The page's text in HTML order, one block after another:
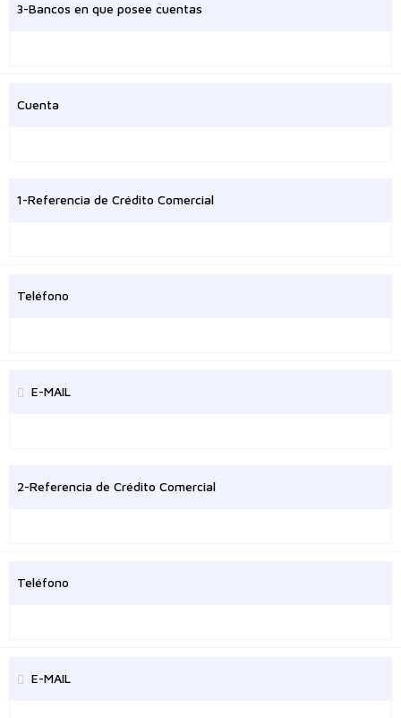
3-Bancos en que posee cuentas
Cuenta
1-Referencia de Crédito Comercial
Teléfono
E-MAIL
2-Referencia de Crédito Comercial
Teléfono
E-MAIL